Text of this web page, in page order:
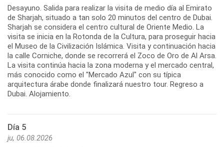
Desayuno. Salida para realizar la visita de medio día al Emirato
de Sharjah, situado a tan solo 20 minutos del centro de Dubai.
Sharjah se considera el centro cultural de Oriente Medio. La
visita se inicia en la Rotonda de la Cultura, para proseguir hacia
el Museo de la Civilización Islámica. Visita y continuación hacia
la calle Corniche, donde se recorrerá el Zoco de Oro de Al Arsa.
La visita continúa hacia la zona moderna y el mercado central,
más conocido como el "Mercado Azul" con su típica
arquitectura árabe donde finalizará nuestro tour. Regreso a
Dubai. Alojamiento.
Día 5
ju, 06.08.2026